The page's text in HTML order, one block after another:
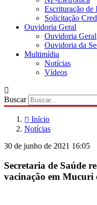
Escrituração de
Solicitação
Ouvidoria Geral
Ouvidoria Geral
Ouvidoria da
Multimídia
Notícias
Vídeos
Buscar
Início
Notícias
30 de junho de 2021 16:05
Secretaria de Saúde
vacinação em Mucuri